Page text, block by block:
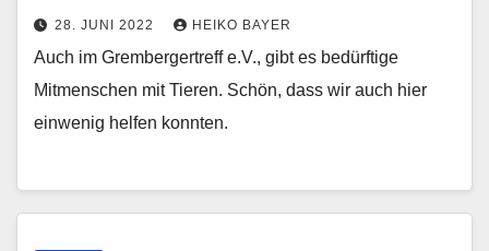
28. JUNI 2022 HEIKO BAYER
Auch im Grembergertreff e.V., gibt es bedürftige
Mitmenschen mit Tieren. Schön, dass wir auch hier
einwenig helfen konnten.